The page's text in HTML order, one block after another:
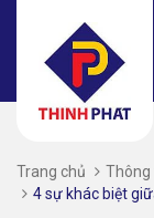
Trang chủ
Thông
4 sự khác biệt